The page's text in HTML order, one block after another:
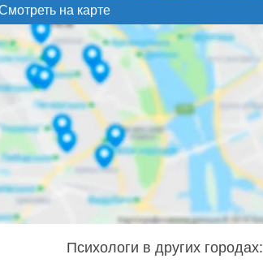
на карте
Психологи в других городах: